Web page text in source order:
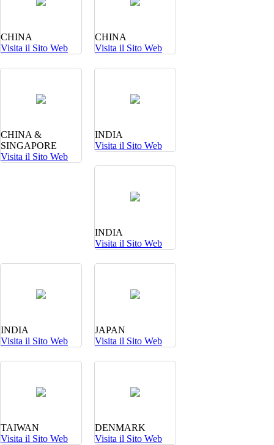
CHINA
Visita il Sito Web
CHINA
Visita il Sito Web
CHINA &
SINGAPORE
Visita il Sito Web
INDIA
Visita il Sito Web
INDIA
Visita il Sito Web
INDIA
Visita il Sito Web
JAPAN
Visita il Sito Web
TAIWAN
Visita il Sito Web
DENMARK
Visita il Sito Web